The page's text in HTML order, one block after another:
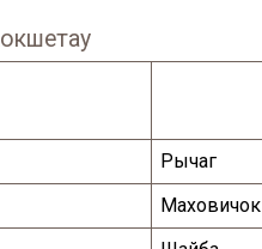
Рычаг
Маховичок